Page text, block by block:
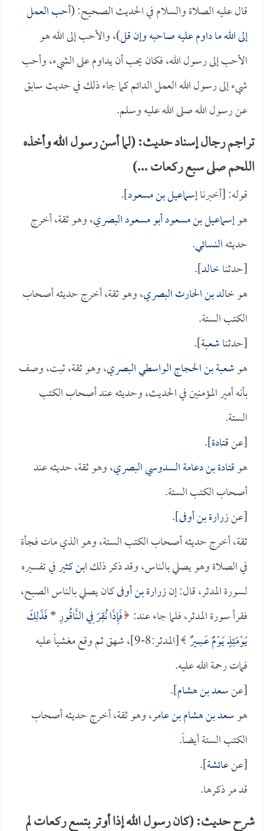
قال عليه الصلاة والسلام في الحديث الصحيح: (أحب العمل
إلى الله ما داوم عليه صاحبه وإن قل)، والأحب إلى الله هو
الأحب إلى رسول الله، فكان يحب أن يداوم على الشيء، وأحب
شيء إلى رسول الله العمل الدائم كما جاء ذلك في حديث سابق
عن رسول الله صلى الله عليه وسلم.
تراجم رجال إسناد حديث: (لما أسن رسول الله وأخذه
اللحم صلى سبع ركعات ...)
قوله: [أخبرناإسماعيل بن مسعود].
هوإسماعيل بن مسعود أبو مسعود البصري، وهو ثقة، أخرج
حديثهالنسائي.
[حدثناخالد].
هوخالد بن الحارث البصري، وهو ثقة، أخرج حديثه أصحاب
الكتب الستة.
[حدثناشعبة].
هوشعبة بن الحجاج الواسطي البصري، وهو ثقة، ثبت، وصف
بأنه أمير المؤمنين في الحديث، وحديثه عند أصحاب الكتب
الستة.
[عنقتادة].
هوقتادة بن دعامة السدوسي البصري، وهو ثقة، حديثه عند
أصحاب الكتب الستة.
[عنزرارة بن أوفى].
ثقة، أخرج حديثه أصحاب الكتب الستة، وهو الذي مات فجأة
في الصلاة وهو يصلي بالناس، وقد ذكر ذلكابن كثيرفي تفسيره
لسورة المدثر، قال: إنزرارة بن أوفىكان يصلي بالناس الصبح،
فقرأ سورة المدثر، فلما جاء عند: فَإِذَا نُقِرَ فِي النَّاقُورِ*فَذَلِكَ
يَوْمَئِذٍ يَوْمٌ عَسِيرٌ
[المدثر:8-9]، شهق ثم وقع مغشياً عليه
فمات رحمة الله عليه.
[عنسعد بن هشام].
هوسعد بن هشام بن عامر، وهو ثقة، أخرج حديثه أصحاب
الكتب الستة أيضاً.
[عنعائشة].
قد مر ذكرها.
شرح حديث: (كان رسول الله إذا أوتر بتسع ركعات لم